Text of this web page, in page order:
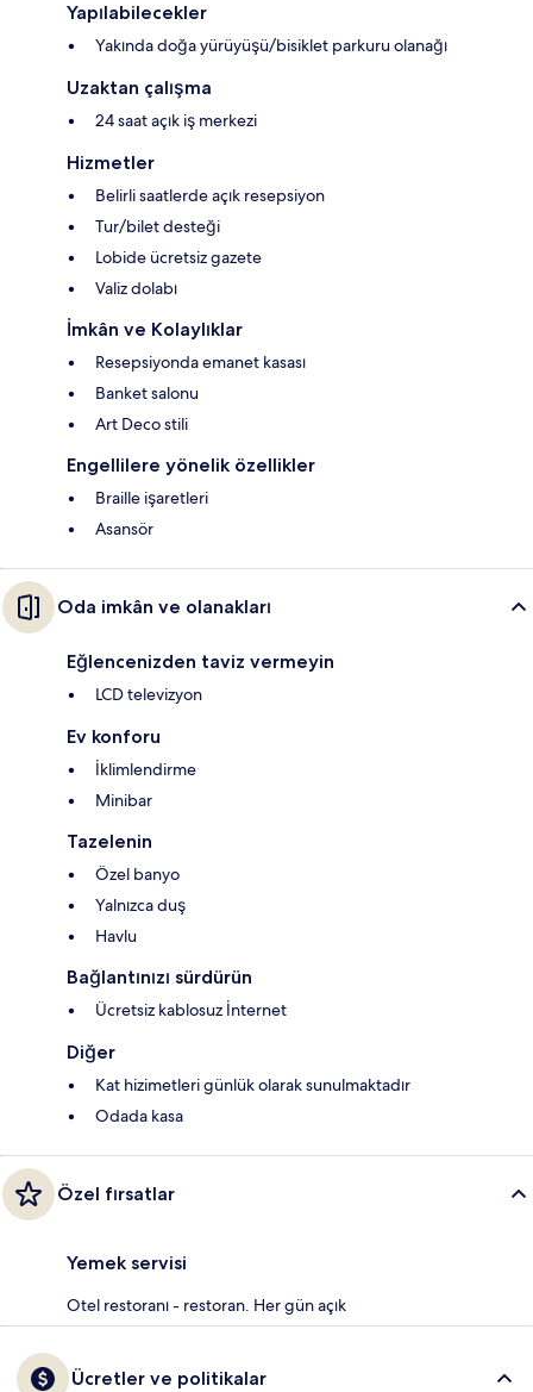
Yapılabilecekler
Yakında doğa yürüyüşü/bisiklet parkuru olanağı
Uzaktan çalışma
24 saat açık iş merkezi
Hizmetler
Belirli saatlerde açık resepsiyon
Tur/bilet desteği
Lobide ücretsiz gazete
Valiz dolabı
İmkân ve Kolaylıklar
Resepsiyonda emanet kasası
Banket salonu
Art Deco stili
Engellilere yönelik özellikler
Braille işaretleri
Asansör
Oda imkân ve olanakları
Eğlencenizden taviz vermeyin
LCD televizyon
Ev konforu
İklimlendirme
Minibar
Tazelenin
Özel banyo
Yalnızca duş
Havlu
Bağlantınızı sürdürün
Ücretsiz kablosuz İnternet
Diğer
Kat hizimetleri günlük olarak sunulmaktadır
Odada kasa
Özel fırsatlar
Yemek servisi
Otel restoranı - restoran. Her gün açık
Ücretler ve politikalar